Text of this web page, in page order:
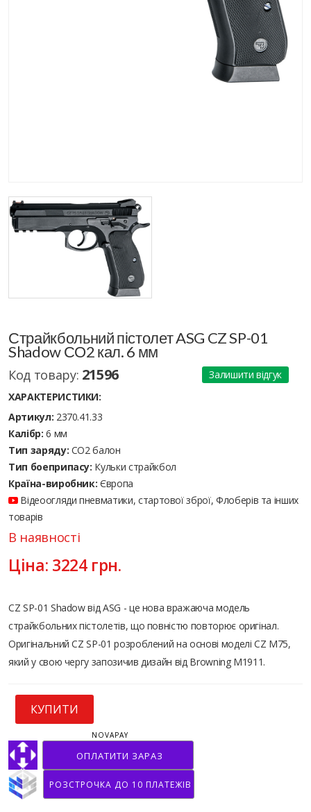
Страйкбольний пістолет ASG CZ SP-01
Shadow СО2 кал. 6 мм
Код товару: 21596
Залишити відгук
ХАРАКТЕРИСТИКИ:
Артикул: 2370.41.33
Калібр: 6 мм
Тип заряду: CO2 балон
Тип боеприпасу: Кульки страйкбол
Країна-виробник: Європа
Відеоогляди пневматики, стартової зброї, Флоберів та інших
товарів
В наявності
Ціна: 3224грн.
CZ SP-01 Shadow від ASG - це нова вражаюча модель
страйкбольних пістолетів, що повністю повторює оригінал.
Оригінальний CZ SP-01 розроблений на основі моделі CZ M75,
який у свою чергу запозичив дизайн від Browning М1911.
КУПИТИ
ОПЛАТИТИ ЗАРАЗ
NOVAPAY
РОЗСТРОЧКА ДО 10 ПЛАТЕЖІВ